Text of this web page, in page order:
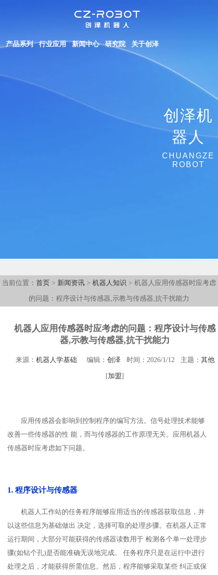
产品系列 行业应用 新闻中心 研究院 关于创泽
创泽机
器人
CHUANGZE
ROBOT
当前位置： 首页 > 新闻资讯 > 机器人知识 > 机器人应用传感器时应考虑
的问题：程序设计与传感器,示教与传感器,抗干扰能力
机器人应用传感器时应考虑的问题：程序设计与传感
器,示教与传感器,抗干扰能力
来源： 机器人学基础 编辑： 创泽时间：2026/1/12 主题： 其他
[加盟]
应用传感器会影响到控制程序的编写方法。信号处理技术能够
改善一些传感器的性 能，而与传感器的工作原理无关。应用机器人
传感器时应考虑如下问题。
1. 程序设计与传感器
机器人工作站的任务程序能够应用适当的传感器获取信息，并
以这些信息为基础做出 决定，选择可取的处理步骤。在机器人正常
运行期间，大部分可能获得的传感器读数用于 检测各个单一处理步
骤(如钻个孔)是否能准确无误地完成。 任务程序只是在运行中进行
处理之后，才能获得所需信息。然后，程序能够采取某些 纠正或保